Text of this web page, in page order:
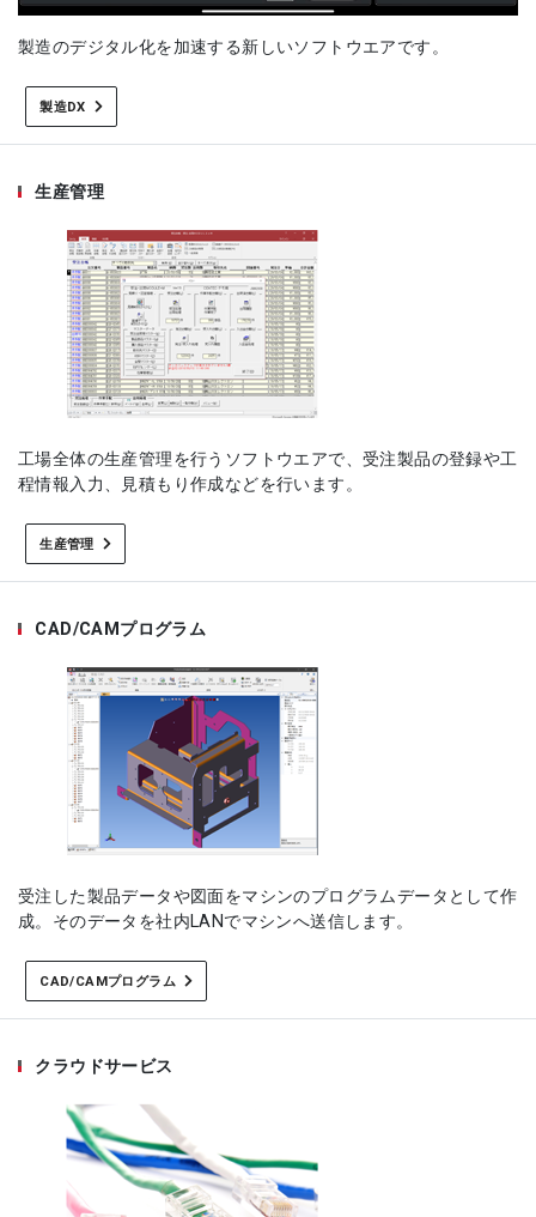
製造のデジタル化を加速する新しいソフトウエアです。
製造DX
生産管理
工場全体の生産管理を行うソフトウエアで、受注製品の登録や工
程情報入力、見積もり作成などを行います。
生産管理
CAD/CAMプログラム
受注した製品データや図面をマシンのプログラムデータとして作
成。そのデータを社内LANでマシンへ送信します。
CAD/CAMプログラム
クラウドサービス